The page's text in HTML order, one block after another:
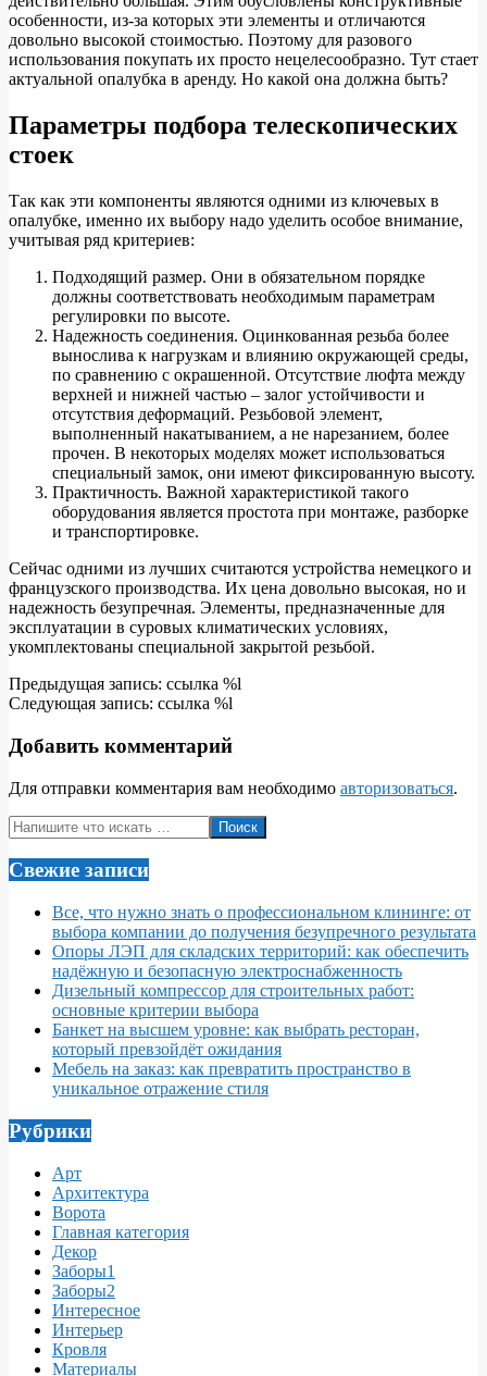
особенности, из-за которых эти элементы и отличаются
довольно высокой стоимостью. Поэтому для разового
использования покупать их просто нецелесообразно. Тут стает
актуальной опалубка в аренду. Но какой она должна быть?
Параметры подбора телескопических
стоек
Так как эти компоненты являются одними из ключевых в
опалубке, именно их выбору надо уделить особое внимание,
учитывая ряд критериев:
Подходящий размер. Они в обязательном порядке
должны соответствовать необходимым параметрам
регулировки по высоте.
Надежность соединения. Оцинкованная резьба более
вынослива к нагрузкам и влиянию окружающей среды,
по сравнению с окрашенной. Отсутствие люфта между
верхней и нижней частью – залог устойчивости и
отсутствия деформаций. Резьбовой элемент,
выполненный накатыванием, а не нарезанием, более
прочен. В некоторых моделях может использоваться
специальный замок, они имеют фиксированную высоту.
Практичность. Важной характеристикой такого
оборудования является простота при монтаже, разборке
и транспортировке.
Сейчас одними из лучших считаются устройства немецкого и
французского производства. Их цена довольно высокая, но и
надежность безупречная. Элементы, предназначенные для
эксплуатации в суровых климатических условиях,
укомплектованы специальной закрытой резьбой.
2018-
03-
Предыдущая запись: ссылка %l
Следующая запись: ссылка %l
Добавить комментарий
Для отправки комментария вам необходимо авторизоваться.
Поиск
Свежие записи
Все, что нужно знать о профессиональном клининге: от
выбора компании до получения безупречного результата
Опоры ЛЭП для складских территорий: как обеспечить
надёжную и безопасную электроснабженность
Дизельный компрессор для строительных работ:
основные критерии выбора
Банкет на высшем уровне: как выбрать ресторан,
который превзойдёт ожидания
Мебель на заказ: как превратить пространство в
уникальное отражение стиля
Рубрики
Арт
Архитектура
Ворота
Главная категория
Декор
Заборы1
Заборы2
Интересное
Интерьер
Кровля
Материалы